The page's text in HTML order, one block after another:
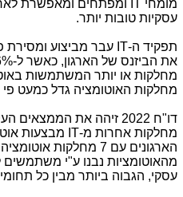
מומחי IT ומפתחים ומאפשרת
עסקיות טובות יותר.
תפקיד ה-IT עבר מביצוע ומסירת
מחלקות האוטומציה גדל כמעט פי 3 מאז 2019.
דו"ח 2022 זיהה את הממצאים העיקריים הבאים:
מחלקות אחרות מ-IT מבצעות
הארגונים עם 7 מחלקות אוטומציה גדל כמעט פי
מהאוטומציות נבנו ע"י משתמשים
עסקי, הגבוה ביותר מבין כל